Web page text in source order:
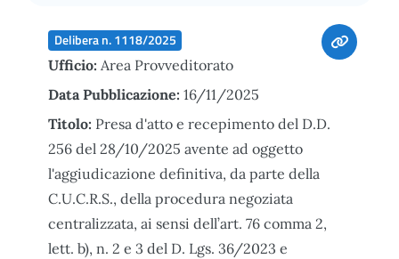
Delibera n. 1118/2025
Ufficio: Area Provveditorato
Data Pubblicazione: 16/11/2025
Titolo: Presa d'atto e recepimento del D.D.
256 del 28/10/2025 avente ad oggetto
l'aggiudicazione definitiva, da parte della
C.U.C.R.S., della procedura negoziata
centralizzata, ai sensi dell’art. 76 comma 2,
lett. b), n. 2 e 3 del D. Lgs. 36/2023 e